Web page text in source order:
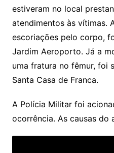
estiveram no local
atendimentos às vítimas.
escoriações pelo corpo,
Jardim Aeroporto. Já a
uma fratura no fêmur, foi
Santa Casa de Franca.
A Polícia Militar foi
ocorrência. As causas do